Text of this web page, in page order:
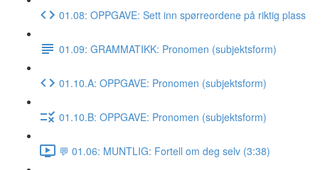
01.08: OPPGAVE: Sett inn spørreordene på riktig plass
01.09: GRAMMATIKK: Pronomen (subjektsform)
01.10.A: OPPGAVE: Pronomen (subjektsform)
01.10.B: OPPGAVE: Pronomen (subjektsform)
💬 01.06: MUNTLIG: Fortell om deg selv (3:38)